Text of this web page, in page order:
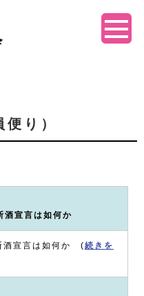
り）
酒宣言は如何か
酒宣言は如何か ( 続きを